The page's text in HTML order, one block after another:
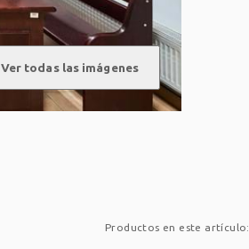
Ver todas las imágenes
Productos en este artículo: